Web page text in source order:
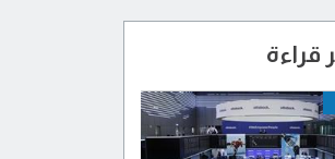
قراءة